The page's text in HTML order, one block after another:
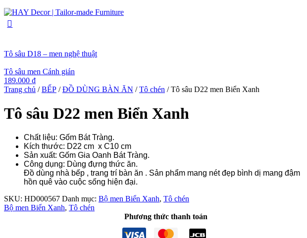
Tô sâu D18 – men nghệ thuật
Tô sâu men Cánh gián
189.000 ₫
Trang chủ /BẾP /ĐỒ DÙNG BÀN ĂN /Tô chén / Tô sâu D22 men Biển Xanh
Tô sâu D22 men Biển Xanh
Chất liệu: Gốm Bát Tràng.
Kích thước: D22 cm x C10 cm
Sản xuất: Gốm Gia Oanh Bát Tràng.
Công dụng: Dùng đựng thức ăn.
Đồ dùng nhà bếp , trang trí bàn ăn . Sản phẩm mang nét đẹp bình dị mang đậm
hồn quê vào cuộc sống hiện đại.
SKU: HD000567 Danh mục: Bộ men Biển Xanh, Tô chén
Bộ men Biển Xanh, Tô chén
Phương thức thanh toán